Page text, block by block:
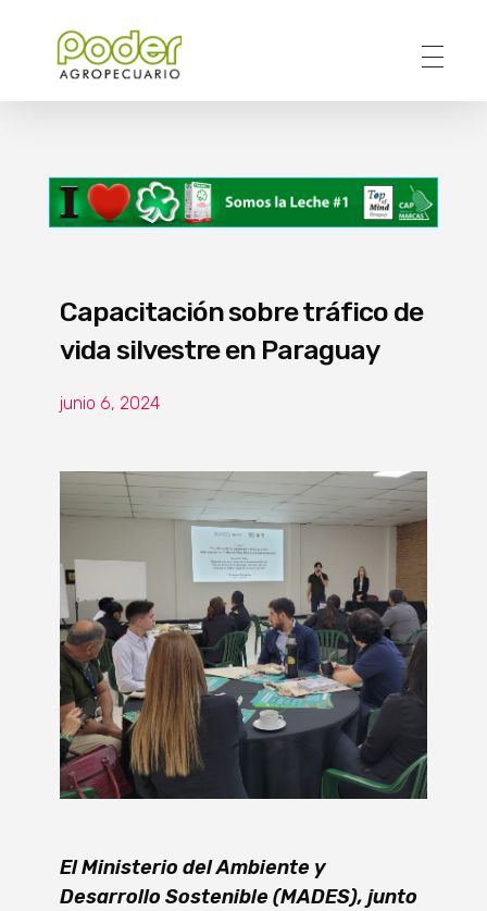
Capacitación sobre tráfico de
vida silvestre en Paraguay
junio 6, 2024
El Ministerio del Ambiente y
Desarrollo Sostenible (MADES), junto